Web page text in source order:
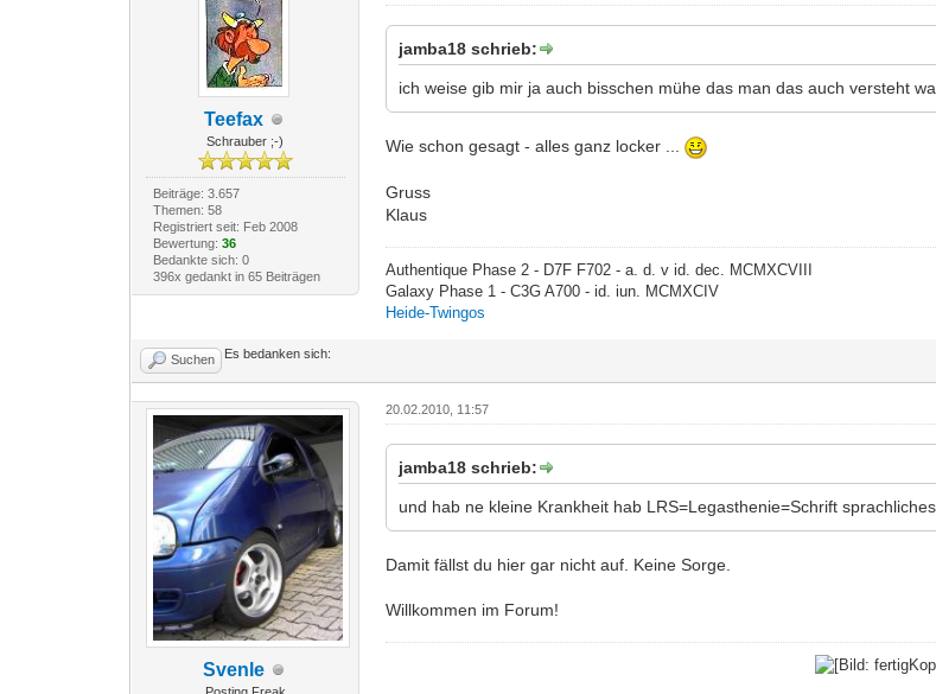
Teefax
Schrauber ;-)
Beiträge: 3.657
Themen: 58
Registriert seit: Feb 2008
Bewertung: 36
Bedankte sich: 0
396x gedankt in 65 Beiträgen
jamba18 schrieb:
ich weise gib mir ja auch bisschen mühe das man das auch versteht
Wie schon gesagt - alles ganz locker ...
Gruss
Klaus
Authentique Phase 2 - D7F F702 - a. d. v id. dec. MCMXCVIII
Galaxy Phase 1 - C3G A700 - id. iun. MCMXCIV
Heide-Twingos
Suchen Es bedanken sich:
Svenle
20.02.2010, 11:57
jamba18 schrieb:
und hab ne kleine Krankheit hab LRS=Legasthenie=Schrift
Damit fällst du hier gar nicht auf. Keine Sorge.
Willkommen im Forum!